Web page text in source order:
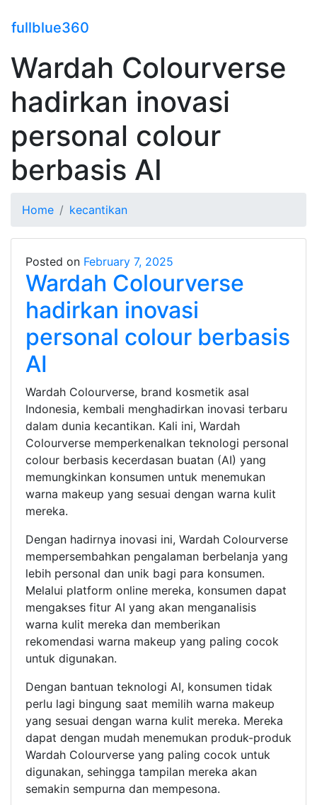
fullblue360
Wardah Colourverse
hadirkan inovasi
personal colour
berbasis AI
Home kecantikan
Posted on February 7, 2025
Wardah Colourverse
hadirkan inovasi
personal colour berbasis
AI
Wardah Colourverse, brand kosmetik asal
Indonesia, kembali menghadirkan inovasi terbaru
dalam dunia kecantikan. Kali ini, Wardah
Colourverse memperkenalkan teknologi personal
colour berbasis kecerdasan buatan (AI) yang
memungkinkan konsumen untuk menemukan
warna makeup yang sesuai dengan warna kulit
mereka.
Dengan hadirnya inovasi ini, Wardah Colourverse
mempersembahkan pengalaman berbelanja yang
lebih personal dan unik bagi para konsumen.
Melalui platform online mereka, konsumen dapat
mengakses fitur AI yang akan menganalisis
warna kulit mereka dan memberikan
rekomendasi warna makeup yang paling cocok
untuk digunakan.
Dengan bantuan teknologi AI, konsumen tidak
perlu lagi bingung saat memilih warna makeup
yang sesuai dengan warna kulit mereka. Mereka
dapat dengan mudah menemukan produk-produk
Wardah Colourverse yang paling cocok untuk
digunakan, sehingga tampilan mereka akan
semakin sempurna dan mempesona.